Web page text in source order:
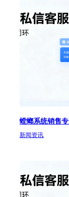
螳螂系统销售
新闻资讯